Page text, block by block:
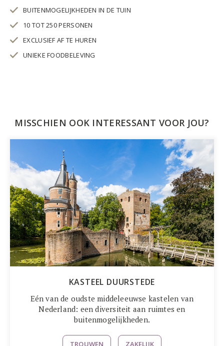
BUITENMOGELIJKHEDEN IN DE TUIN
10 TOT 250 PERSONEN
EXCLUSIEF AF TE HUREN
UNIEKE FOODBELEVING
MISSCHIEN OOK INTERESSANT VOOR JOU?
KASTEEL DUURSTEDE
Eén van de oudste middeleeuwse kastelen van
Nederland: een diversiteit aan ruimtes en
buitenmogelijkheden.
TROUWEN ZAKELIJK